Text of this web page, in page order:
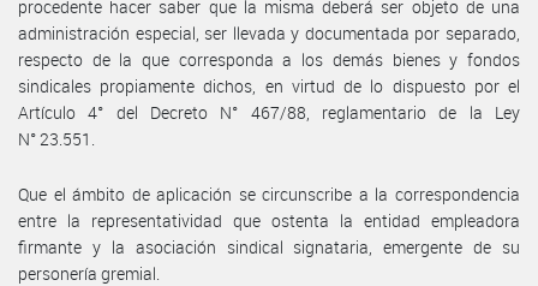
procedente hacer saber que la misma deberá ser objeto de una
administración especial, ser llevada y documentada por separado,
respecto de la que corresponda a los demás bienes y fondos
sindicales propiamente dichos, en virtud de lo dispuesto por el
Artículo 4° del Decreto N° 467/88, reglamentario de la Ley
N° 23.551.
Que el ámbito de aplicación se circunscribe a la correspondencia
entre la representatividad que ostenta la entidad empleadora
firmante y la asociación sindical signataria, emergente de su
personería gremial.